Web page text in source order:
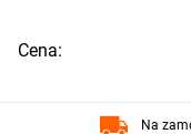
Cena:
Na